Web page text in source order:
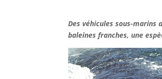
Des véhicules sous-marins
baleines franches, une